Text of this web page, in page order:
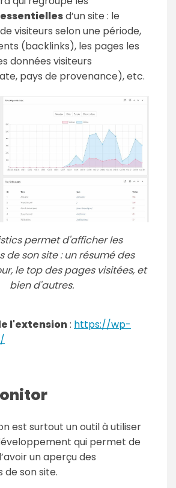
d’un site : le
visiteurs selon une période,
(backlinks), les pages les
données visiteurs
pays de provenance), etc.
permet d'afficher les
de son site : un résumé des
le top des pages visitées, et
bien d'autres.
l'extension: https://wp-
est surtout un outil à utiliser
qui permet de
un aperçu des
son site.